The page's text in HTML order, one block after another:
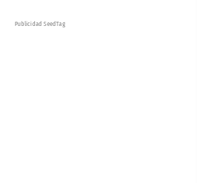
Publicidad SeedTag